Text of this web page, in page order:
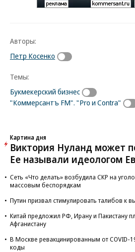
Авторы:
Петр Косенко
Темы:
Букмекерский бизнес
"Коммерсантъ FM". "Pro и Contra"
Картина дня
Виктория Нуланд может
Ее называли идеологом
Сеть «Что делать» возбудила СКР на
массовым беспорядкам
Путин призвал стимулировать талибов к
Китай предложил РФ, Ирану и Пакистану
Афганистану
В Москве ревакцинированным от COVID-
коды